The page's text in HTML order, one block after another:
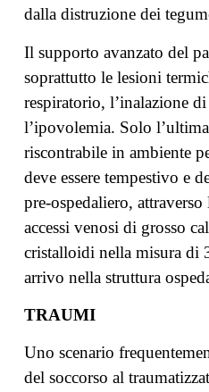
dalla distruzione dei
Il supporto avanzato del
soprattutto le lesioni
respiratorio, l’inalazione di
l’ipovolemia. Solo
riscontrabile in ambiente
deve essere tempestivo e
pre-ospedaliero,
accessi venosi di grosso
cristalloidi nella misura di
arrivo nella struttura
TRAUMI
Uno scenario
del soccorso al